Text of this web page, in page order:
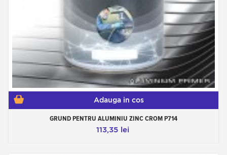
Adauga in cos
GRUND PENTRU ALUMINIU ZINC CROM P714
113,35 lei